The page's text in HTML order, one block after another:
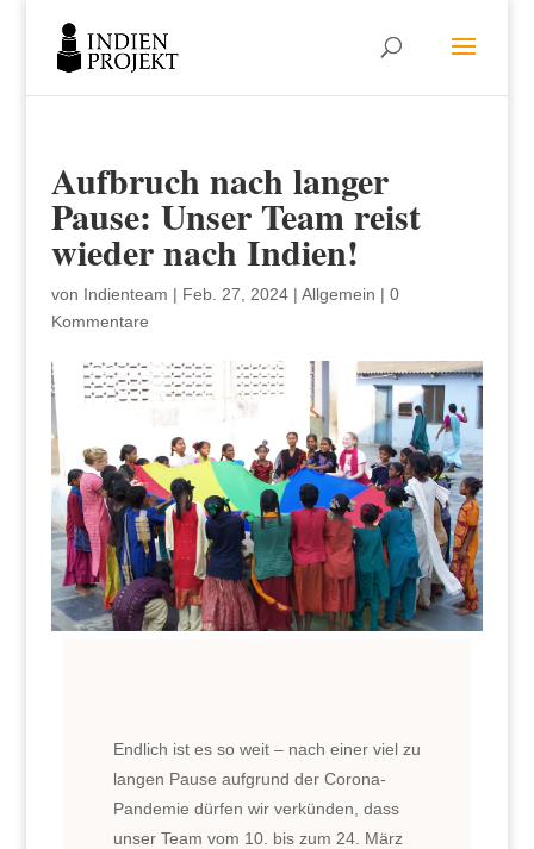
Aufbruch nach langer
Pause: Unser Team reist
wieder nach Indien!
von Indienteam | Feb. 27, 2024| Allgemein | 0
Kommentare
Endlich ist es so weit – nach einer viel zu
langen Pause aufgrund der Corona-
Pandemie dürfen wir verkünden, dass
unser Team vom 10. bis zum 24. März